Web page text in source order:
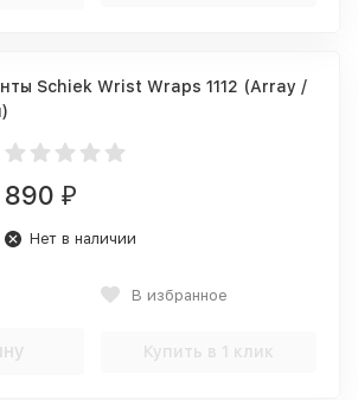
Schiek Wrist Wraps 1112 (Array /
890 ₽
Нет в наличии
В избранное
Купить в 1 клик